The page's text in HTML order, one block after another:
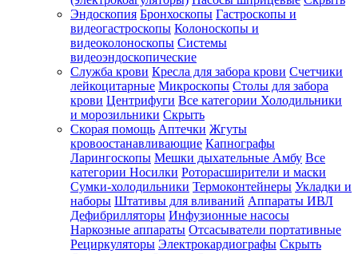
Эндоскопия Бронхоскопы Гастроскопы и
видеогастроскопы Колоноскопы и
видеоколоноскопы Системы
видеоэндоскопические
Служба крови Кресла для забора крови Счетчики
лейкоцитарные Микроскопы Столы для забора
крови Центрифуги Все категории Холодильники
и морозильники Скрыть
Скорая помощь Аптечки Жгуты
кровоостанавливающие Капнографы
Ларингоскопы Мешки дыхательные Амбу Все
категории Носилки Роторасширители и маски
Сумки-холодильники Термоконтейнеры Укладки и
наборы Штативы для вливаний Аппараты ИВЛ
Дефибрилляторы Инфузионные насосы
Наркозные аппараты Отсасыватели портативные
Рециркуляторы Электрокардиографы Скрыть